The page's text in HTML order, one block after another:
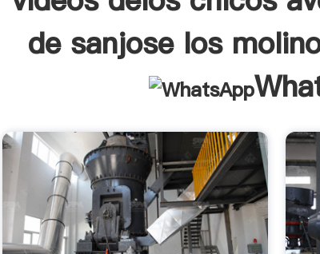
de sanjose los